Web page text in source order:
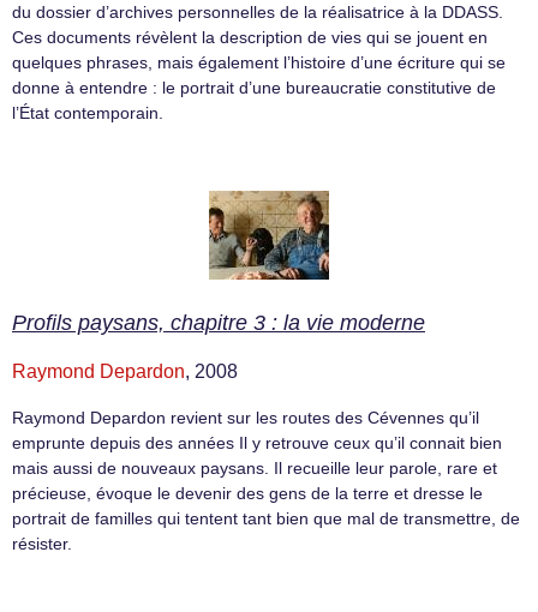
du dossier d’archives personnelles de la réalisatrice à la DDASS.
Ces documents révèlent la description de vies qui se jouent en
quelques phrases, mais également l’histoire d’une écriture qui se
donne à entendre : le portrait d’une bureaucratie constitutive de
l’État contemporain.
Profils paysans, chapitre 3 : la vie moderne
Raymond Depardon, 2008
Raymond Depardon revient sur les routes des Cévennes qu’il
emprunte depuis des années Il y retrouve ceux qu’il connait bien
mais aussi de nouveaux paysans. Il recueille leur parole, rare et
précieuse, évoque le devenir des gens de la terre et dresse le
portrait de familles qui tentent tant bien que mal de transmettre, de
résister.